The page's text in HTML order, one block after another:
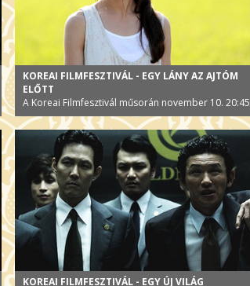
KOREAI FILMFESZTIVÁL - EGY LÁNY AZ AJTÓM
ELŐTT
A Koreai Filmfesztivál műsorán november 10. 20:45
KOREAI FILMFESZTIVÁL - EGY ÚJ VILÁG